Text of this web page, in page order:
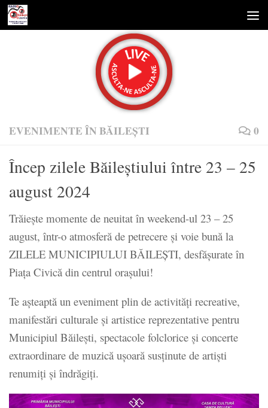
Skip to content
EVENIMENTE ÎN BĂILEȘTI 0
Încep zilele Băileștiului între 23 – 25
august 2024
Trăiește momente de neuitat în weekend-ul 23 – 25
august, într-o atmosferă de petrecere și voie bună la
ZILELE MUNICIPIULUI BĂILEȘTI, desfășurate în
Piața Civică din centrul orașului!
Te așteaptă un eveniment plin de activități recreative,
manifestări culturale și artistice reprezentative pentru
Municipiul Băilești, spectacole folclorice și concerte
extraordinare de muzică ușoară susținute de artiști
renumiți și îndrăgiți.